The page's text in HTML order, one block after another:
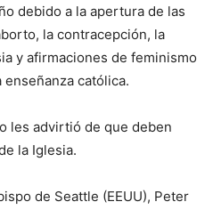
debido a la apertura de las
la contracepción, la
y afirmaciones de feminismo
católica.
les advirtió de que deben
la Iglesia.
de Seattle (EEUU), Peter